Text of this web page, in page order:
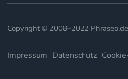
Copyright © 2008–2022
Impressum Datenschutz